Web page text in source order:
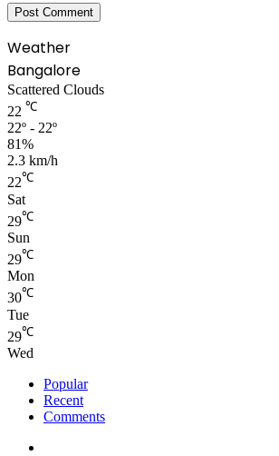
Weather
Bangalore
Scattered Clouds
22 ℃
22º - 22º
81%
2.3 km/h
22℃
Sat
29℃
Sun
29℃
Mon
30℃
Tue
29℃
Wed
Popular
Recent
Comments